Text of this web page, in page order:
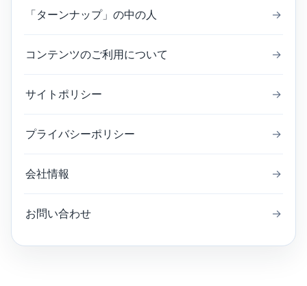
「ターンナップ」の中の人 →
コンテンツのご利用について →
サイトポリシー →
プライバシーポリシー →
会社情報 →
お問い合わせ →